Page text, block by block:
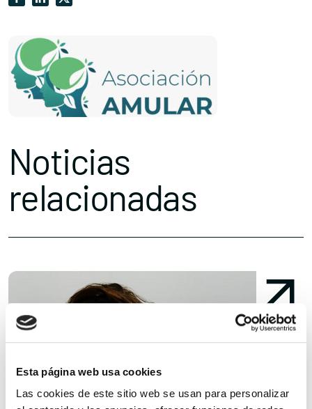
Esta página web usa cookies
Las cookies de este sitio web se usan para personalizar
Noticias
relacionadas